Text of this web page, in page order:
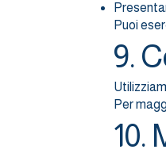
Puoi
9.
Per
10.